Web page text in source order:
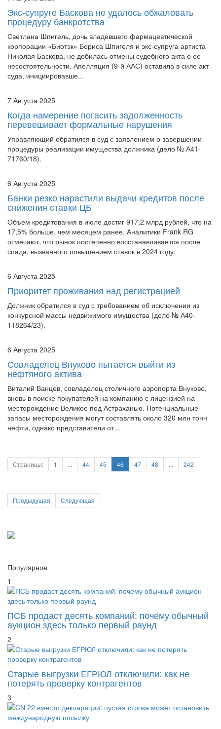
Экс-супруге Баскова не удалось обжаловать
процедуру банкротства
Светлана Шпигель, дочь владевшего фармацевтической
корпорации «Биотэк» Бориса Шпигеля и экс-супруга артиста
Николая Баскова, не добилась отмены судебного акта о ее
несостоятельности. Апелляция (9-й ААС) оставила в силе акт
суда, инициировавше...
7 Августа 2025
Когда намерение погасить задолженность
перевешивает формальные нарушения
Управляющий обратился в суд с заявлением о завершении
процедуры реализации имущества должника (дело № А41-
71760/18).
6 Августа 2025
Банки резко нарастили выдачи кредитов после
снижения ставки ЦБ
Объем кредитования в июле достиг 917,2 млрд рублей, что на
17,5% больше, чем месяцем ранее. Аналитики Frank RG
отмечают, что рынок постепенно восстанавливается после
спада, вызванного повышением ставок в 2024 году.
6 Августа 2025
Приоритет проживания над регистрацией
Должник обратился в суд с требованием об исключении из
конкурсной массы недвижимого имущества (дело № А40-
118264/23).
6 Августа 2025
Совладелец Внуково пытается выйти из
нефтяного актива
Виталий Ванцев, совладелец столичного аэропорта Внуково,
вновь в поиске покупателей на компанию с лицензией на
месторождение Великое под Астраханью. Потенциальные
запасы месторождения могут составлять около 320 млн тонн
нефти, однако представители от...
Страницы: 1 ... 44 45 46 47 48 ... 242
Предыдущая Следующая
Популярное
1
ПСБ продаст десять компаний: почему обычный
аукцион здесь только первый раунд
2
Старые выгрузки ЕГРЮЛ отключили: как не
потерять проверку контрагентов
3